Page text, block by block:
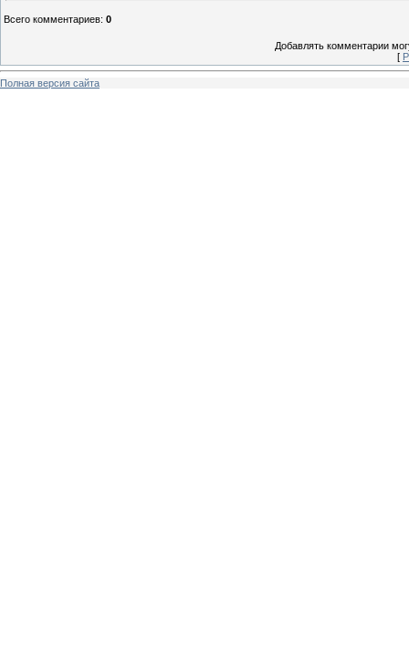
Всего комментариев: 0
Добавлять комментарии
[
Полная версия сайта